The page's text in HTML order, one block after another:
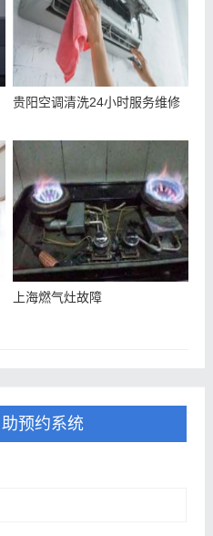
贵阳空调清洗24小时服务维修
上海燃气灶故障
预约系统